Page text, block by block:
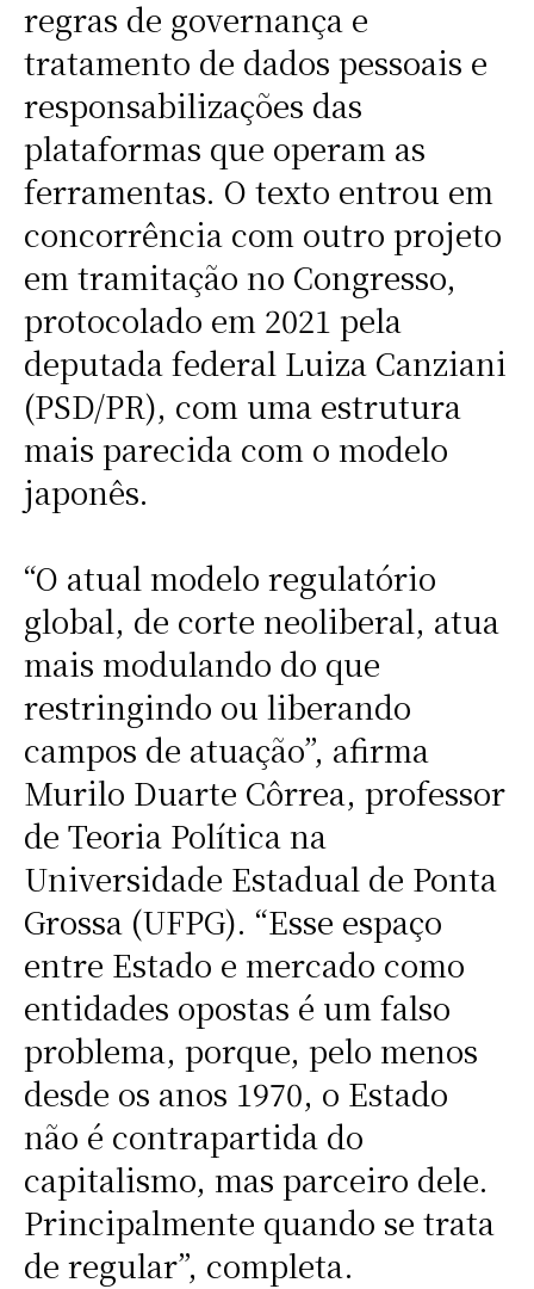
regras de governança e
tratamento de dados pessoais e
responsabilizações das
plataformas que operam as
ferramentas. O texto entrou em
concorrência com outro projeto
em tramitação no Congresso,
protocolado em 2021 pela
deputada federal Luiza Canziani
(PSD/PR), com uma estrutura
mais parecida com o modelo
japonês.
“O atual modelo regulatório
global, de corte neoliberal, atua
mais modulando do que
restringindo ou liberando
campos de atuação”, afirma
Murilo Duarte Côrrea, professor
de Teoria Política na
Universidade Estadual de Ponta
Grossa (UFPG). “Esse espaço
entre Estado e mercado como
entidades opostas é um falso
problema, porque, pelo menos
desde os anos 1970, o Estado
não é contrapartida do
capitalismo, mas parceiro dele.
Principalmente quando se trata
de regular”, completa.